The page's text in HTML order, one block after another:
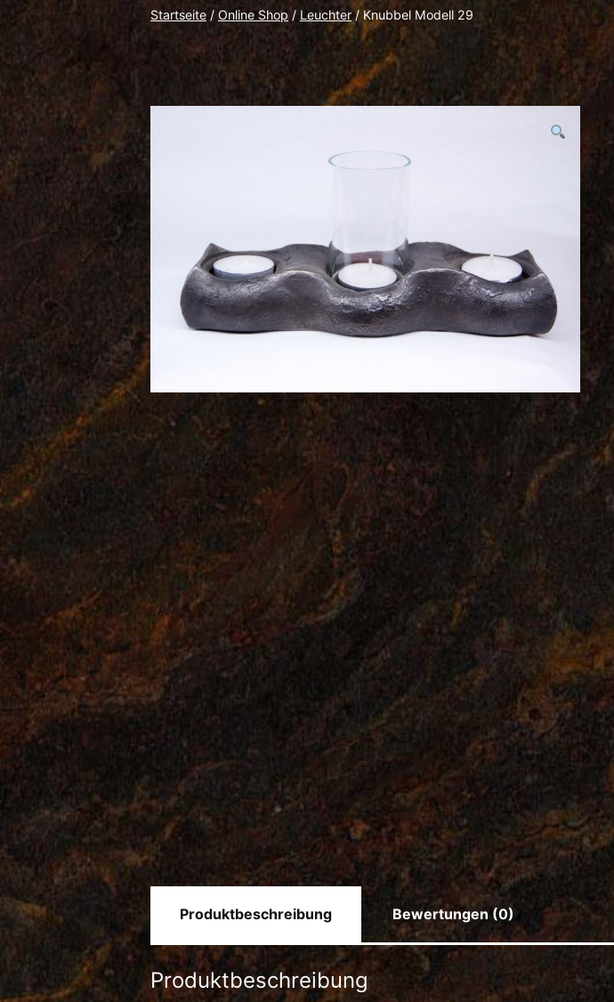
Startseite / Online Shop / Leuchter/ Knubbel Modell 29
Produktbeschreibung Bewertungen (0)
Produktbeschreibung